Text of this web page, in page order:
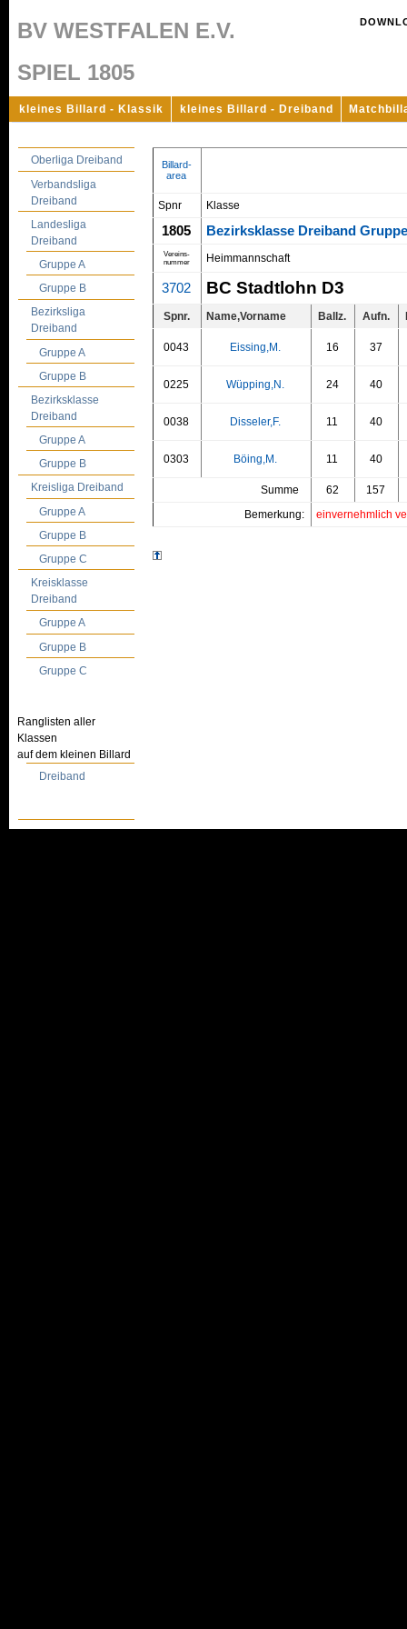
BV WESTFALEN E.V.
SPIEL 1805
kleines Billard - Klassik kleines Billard - Dreiband
Oberliga Dreiband
Verbandsliga
Dreiband
Landesliga
Dreiband
Gruppe A
Gruppe B
Bezirksliga
Dreiband
Gruppe A
Gruppe B
Bezirksklasse
Dreiband
Gruppe A
Gruppe B
Kreisliga Dreiband
Gruppe A
Gruppe B
Gruppe C
Kreisklasse
Dreiband
Gruppe A
Gruppe B
Gruppe C
Ranglisten aller
Klassen
auf dem kleinen Billard
Dreiband
Billard-
area
Spnr Klasse
1805 Bezirksklasse Dreiband
Vereins-
nummer
Heimmannschaft
3702 BC Stadtlohn D3
Spnr. Name,Vorname Ballz. Aufn.
0043 Eissing,M. 16 37
0225 Wüpping,N. 24 40
0038 Disseler,F. 11 40
0303 Böing,M. 11 40
Summe 62
157
Bemerkung:
einvernehmlich